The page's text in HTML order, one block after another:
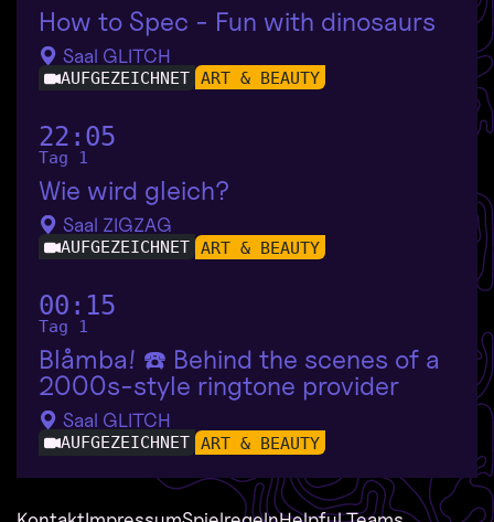
How to Spec - Fun with dinosaurs
Saal GLITCH
AUFGEZEICHNET ART & BEAUTY
22:05
Tag 1
Wie wird gleich?
Saal ZIGZAG
AUFGEZEICHNET ART & BEAUTY
00:15
Tag 1
Blåmba! ☎️ Behind the scenes of a
2000s-style ringtone provider
Saal GLITCH
AUFGEZEICHNET ART & BEAUTY